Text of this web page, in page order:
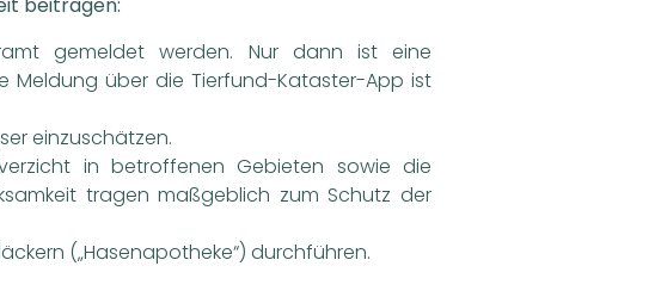
beitragen:
gemeldet werden. Nur dann ist eine
Meldung über die Tierfund-Kataster-App ist
einzuschätzen.
in betroffenen Gebieten sowie die
tragen maßgeblich zum Schutz der
(„Hasenapotheke“) durchführen.